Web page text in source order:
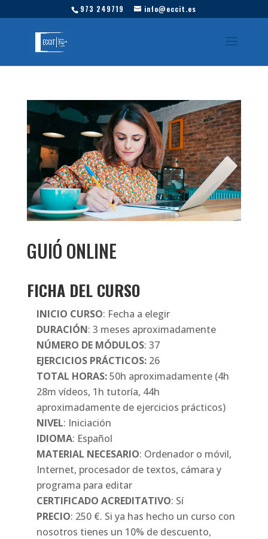
973 249719 info@eccit.es
GUIÓ ONLINE
FICHA DEL CURSO
INICIO CURSO: Fecha a elegir
DURACIÓN: 3 meses aproximadamente
NÚMERO DE MÓDULOS: 37
EJERCICIOS PRÁCTICOS:26
TOTAL HORAS:50h aproximadamente (4h
28m vídeos, 1h tutoría, 44h
aproximadamente de ejercicios prácticos)
NIVEL: Iniciación
IDIOMA: Español
MATERIAL NECESARIO: Ordenador o móvil,
Internet, procesador de textos, cámara y
programa para editar
CERTIFICADO ACREDITATIVO: Sí
PRECIO: 250 €. Si ya has hecho un curso con
nosotros tienes un 10% de descuento,